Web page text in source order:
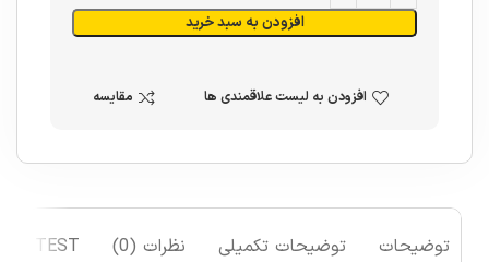
افزودن به سبد خرید
افزودن به لیست علاقمندی ها مقایسه
توضیحات توضیحات تکمیلی نظرات (0) TEST